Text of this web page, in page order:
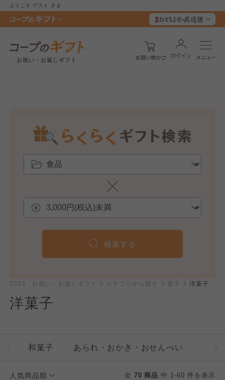
ようこそ ゲスト さま
お祝い・お返しギフト
検索する
2023 お祝い・お返しギフト カテゴリから探す 菓子 洋菓子
洋菓子
和菓子 あられ・おかき・おせんべい
人気商品順 全 70 商品 中 1-60 件を表示